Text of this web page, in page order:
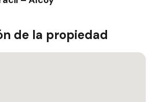
de la propiedad